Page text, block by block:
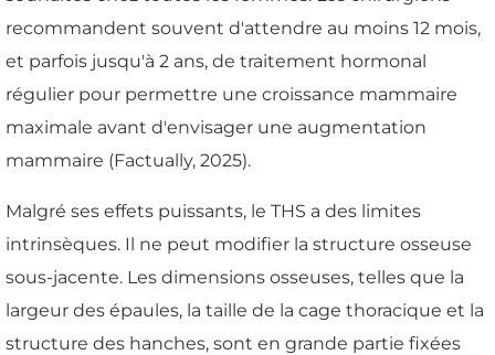
recommandent souvent d'attendre au moins 12 mois,
et parfois jusqu'à 2 ans, de traitement hormonal
régulier pour permettre une croissance mammaire
maximale avant d'envisager une augmentation
mammaire (Factually, 2025).
Malgré ses effets puissants, le THS a des limites
intrinsèques. Il ne peut modifier la structure osseuse
sous-jacente. Les dimensions osseuses, telles que la
largeur des épaules, la taille de la cage thoracique et la
structure des hanches, sont en grande partie fixées